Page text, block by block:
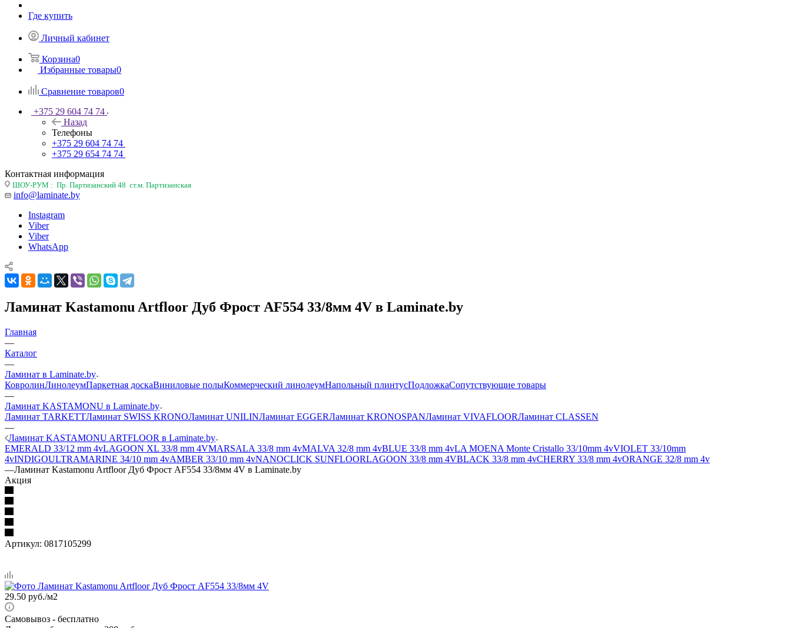
Где купить
Личный кабинет
Корзина0
Избранные товары0
Сравнение товаров0
+375 29 604 74 74
Назад
Телефоны
+375 29 604 74 74
+375 29 654 74 74
Контактная информация
ШОУ-РУМ : Пр. Партизанский 48 ст.м. Партизанская
info@laminate.by
Instagram
Viber
Viber
WhatsApp
Ламинат Kastamonu Artfloor Дуб Фрост AF554 33/8мм 4V в Laminate.by
Главная
—
Каталог
—
Ламинат в Laminate.by
КовролинЛинолеумПаркетная доскаВиниловые полыКоммерческий линолеумНапольный плинтусПодложкаСопутствующие товары
—
Ламинат KASTAMONU в Laminate.by
Ламинат TARKETTЛаминат SWISS KRONOЛаминат UNILINЛаминат EGGERЛаминат KRONOSPANЛаминат VIVAFLOORЛаминат CLASSEN
—
Ламинат KASTAMONU ARTFLOOR в Laminate.by
EMERALD 33/12 mm 4vLAGOON XL 33/8 mm 4VMARSALA 33/8 mm 4vMALVA 32/8 mm 4vBLUE 33/8 mm 4vLA MOENA Monte Cristallo 33/10mm 4vVIOLET 33/10mm
4vINDIGOULTRAMARINE 34/10 mm 4vAMBER 33/10 mm 4vNANOCLICK SUNFLOORLAGOON 33/8 mm 4VBLACK 33/8 mm 4vCHERRY 33/8 mm 4vORANGE 32/8 mm 4v
—Ламинат Kastamonu Artfloor Дуб Фрост AF554 33/8мм 4V в Laminate.by
Акция
Артикул: 0817105299
29.50 руб./м2
Самовывоз - бесплатно